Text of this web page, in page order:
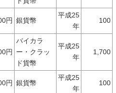
円 銀貨幣
平成25
年
100
円
バイカラ
ー・クラッ
ド貨幣
平成25
年
1,700
円 銀貨幣
平成25
年
100